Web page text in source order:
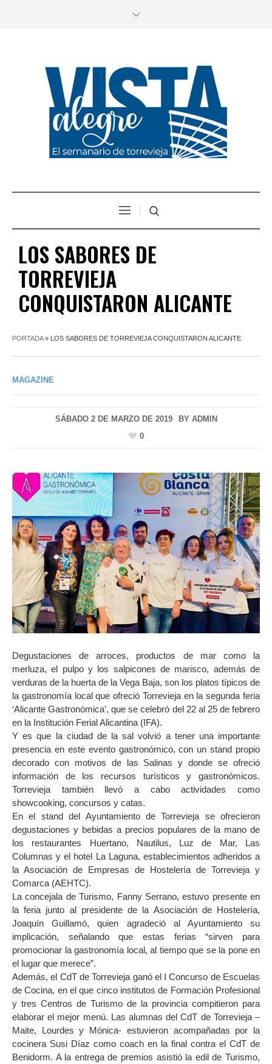
LOS SABORES DE
TORREVIEJA
CONQUISTARON ALICANTE
PORTADA» LOS SABORES DE TORREVIEJA CONQUISTARON ALICANTE
MAGAZINE
SÁBADO 2 DE MARZO DE 2019 BY ADMIN
0
Degustaciones de arroces, productos de mar como la
merluza, el pulpo y los salpicones de marisco, además de
verduras de la huerta de la Vega Baja, son los platos típicos de
la gastronomía local que ofreció Torrevieja en la segunda feria
‘Alicante Gastronómica’, que se celebró del 22 al 25 de febrero
en la Institución Ferial Alicantina (IFA).
Y es que la ciudad de la sal volvió a tener una importante
presencia en este evento gastronómico, con un stand propio
decorado con motivos de las Salinas y donde se ofreció
información de los recursos turísticos y gastronómicos.
Torrevieja también llevó a cabo actividades como
showcooking, concursos y catas.
En el stand del Ayuntamiento de Torrevieja se ofrecieron
degustaciones y bebidas a precios populares de la mano de
los restaurantes Huertano, Nautilus, Luz de Mar, Las
Columnas y el hotel La Laguna, establecimientos adheridos a
la Asociación de Empresas de Hostelería de Torrevieja y
Comarca (AEHTC).
La concejala de Turismo, Fanny Serrano, estuvo presente en
la feria junto al presidente de la Asociación de Hostelería,
Joaquín Guillamó, quien agradeció al Ayuntamiento su
implicación, señalando que estas ferias “sirven para
promocionar la gastronomía local, al tiempo que se la pone en
el lugar que merece”.
Además, el CdT de Torrevieja ganó el I Concurso de Escuelas
de Cocina, en el que cinco institutos de Formación Profesional
y tres Centros de Turismo de la provincia compitieron para
elaborar el mejor menú. Las alumnas del CdT de Torrevieja –
Maite, Lourdes y Mónica- estuvieron acompañadas por la
cocinera Susi Díaz como coach en la final contra el CdT de
Benidorm. A la entrega de premios asistió la edil de Turismo,